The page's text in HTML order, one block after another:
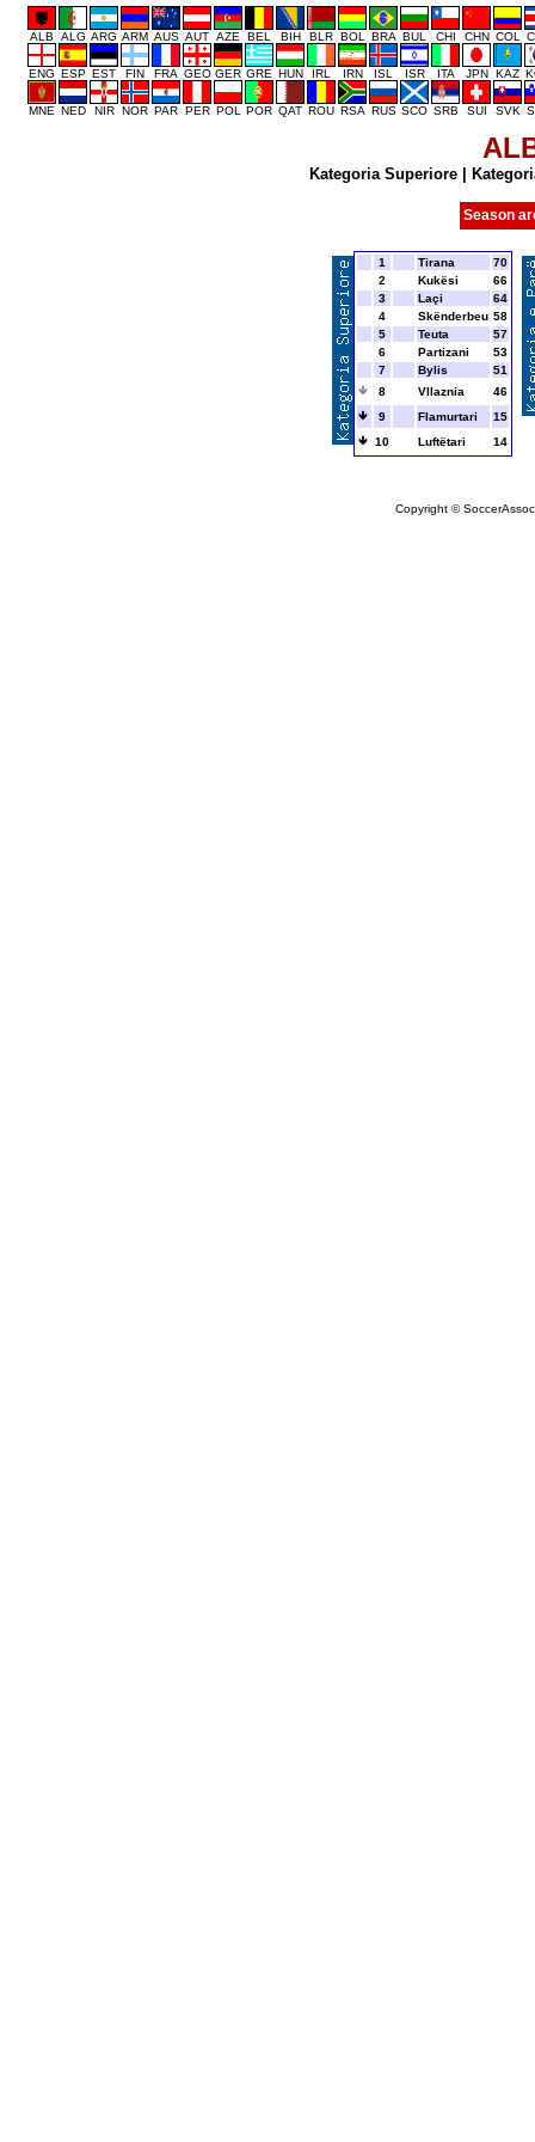
ALB ALG ARG ARM AUS AUT AZE BEL BIH BLR BOL BRA BUL CHI CHN COL
ENG ESP EST FIN FRA GEO GER GRE HUN IRL IRN ISL ISR ITA JPN KAZ
MNE NED NIR NOR PAR PER POL POR QAT ROU RSA RUS SCO SRB SUI SVK
Kategoria Superiore|
Season
1 Tirana
70
2
Kukësi
66
3
Laçi
64
4
Skënderbeu 58
5
Teuta
57
6
Partizani
53
7
Bylis
51
8
Vllaznia
46
9
Flamurtari
15
10
Luftëtari 14
Copyright ©